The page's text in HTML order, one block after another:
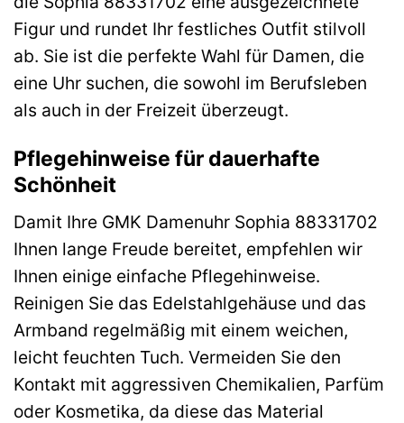
Figur und rundet Ihr festliches Outfit stilvoll
ab. Sie ist die perfekte Wahl für Damen, die
eine Uhr suchen, die sowohl im Berufsleben
als auch in der Freizeit überzeugt.
Pflegehinweise für dauerhafte
Schönheit
Damit Ihre GMK Damenuhr Sophia 88331702
Ihnen lange Freude bereitet, empfehlen wir
Ihnen einige einfache Pflegehinweise.
Reinigen Sie das Edelstahlgehäuse und das
Armband regelmäßig mit einem weichen,
leicht feuchten Tuch. Vermeiden Sie den
Kontakt mit aggressiven Chemikalien, Parfüm
oder Kosmetika, da diese das Material